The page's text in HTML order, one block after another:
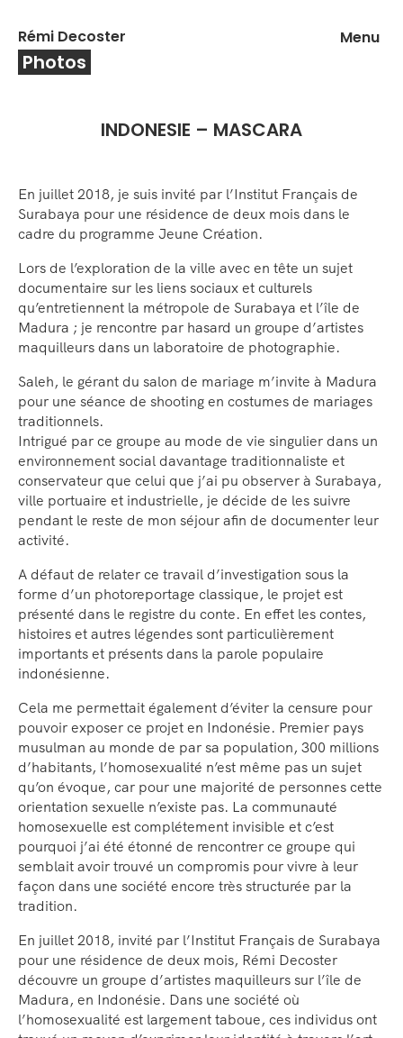
content
Rémi Decoster Menu
Photos
INDONESIE – MASCARA
En juillet 2018, je suis invité par l’Institut Français de
Surabaya pour une résidence de deux mois dans le
cadre du programme Jeune Création.
Lors de l’exploration de la ville avec en tête un sujet
documentaire sur les liens sociaux et culturels
qu’entretiennent la métropole de Surabaya et l’île de
Madura ; je rencontre par hasard un groupe d’artistes
maquilleurs dans un laboratoire de photographie.
Saleh, le gérant du salon de mariage m’invite à Madura
pour une séance de shooting en costumes de mariages
traditionnels.
Intrigué par ce groupe au mode de vie singulier dans un
environnement social davantage traditionnaliste et
conservateur que celui que j’ai pu observer à Surabaya,
ville portuaire et industrielle, je décide de les suivre
pendant le reste de mon séjour afin de documenter leur
activité.
A défaut de relater ce travail d’investigation sous la
forme d’un photoreportage classique, le projet est
présenté dans le registre du conte. En effet les contes,
histoires et autres légendes sont particulièrement
importants et présents dans la parole populaire
indonésienne.
Cela me permettait également d’éviter la censure pour
pouvoir exposer ce projet en Indonésie. Premier pays
musulman au monde de par sa population, 300 millions
d’habitants, l’homosexualité n’est même pas un sujet
qu’on évoque, car pour une majorité de personnes cette
orientation sexuelle n’existe pas. La communauté
homosexuelle est complétement invisible et c’est
pourquoi j’ai été étonné de rencontrer ce groupe qui
semblait avoir trouvé un compromis pour vivre à leur
façon dans une société encore très structurée par la
tradition.
En juillet 2018, invité par l’Institut Français de Surabaya
pour une résidence de deux mois, Rémi Decoster
découvre un groupe d’artistes maquilleurs sur l’île de
Madura, en Indonésie. Dans une société où
l’homosexualité est largement taboue, ces individus ont